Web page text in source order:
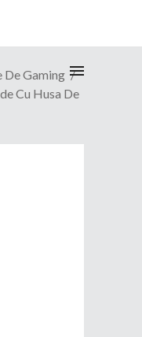
De Gaming
Cu Husa De